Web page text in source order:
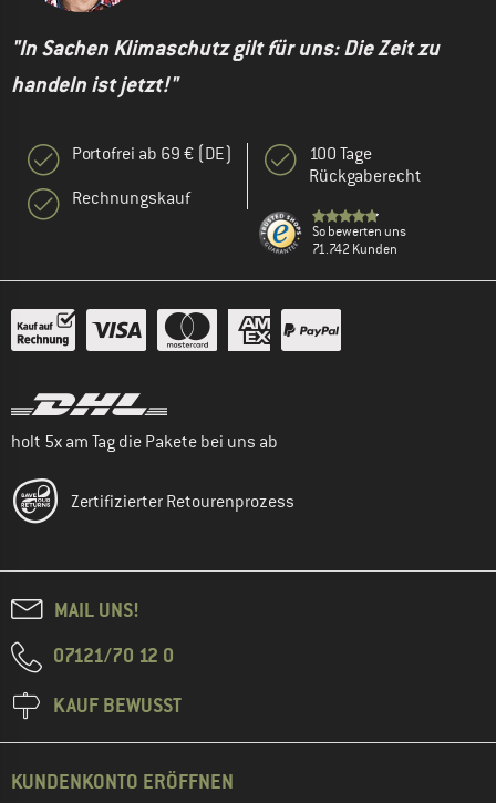
"In Sachen Klimaschutz gilt für uns: Die Zeit zu
handeln ist jetzt!"
Portofrei ab 69 € (DE)
Rechnungskauf
100 Tage
Rückgaberecht
So bewerten uns
71.742 Kunden
holt 5x am Tag die Pakete bei uns ab
Zertifizierter Retourenprozess
MAIL UNS!
07121/70 12 0
KAUF BEWUSST
KUNDENKONTO ERÖFFNEN